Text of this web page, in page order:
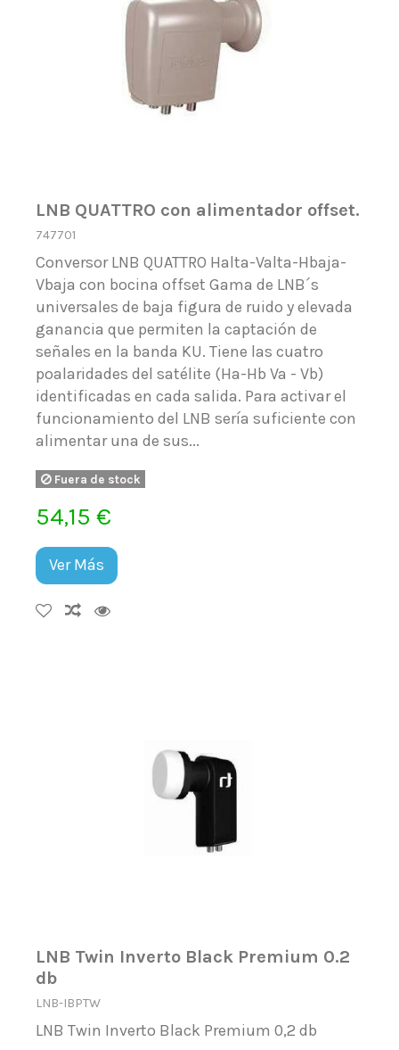
LNB QUATTRO con alimentador offset.
747701
Conversor LNB QUATTRO Halta-Valta-Hbaja-
Vbaja con bocina offset Gama de LNB´s
universales de baja figura de ruido y elevada
ganancia que permiten la captación de
señales en la banda KU. Tiene las cuatro
poalaridades del satélite (Ha-Hb Va - Vb)
identificadas en cada salida. Para activar el
funcionamiento del LNB sería suficiente con
alimentar una de sus...
Fuera de stock
54,15 €
Ver Más
LNB Twin Inverto Black Premium 0.2
db
LNB-IBPTW
LNB Twin Inverto Black Premium 0,2 db